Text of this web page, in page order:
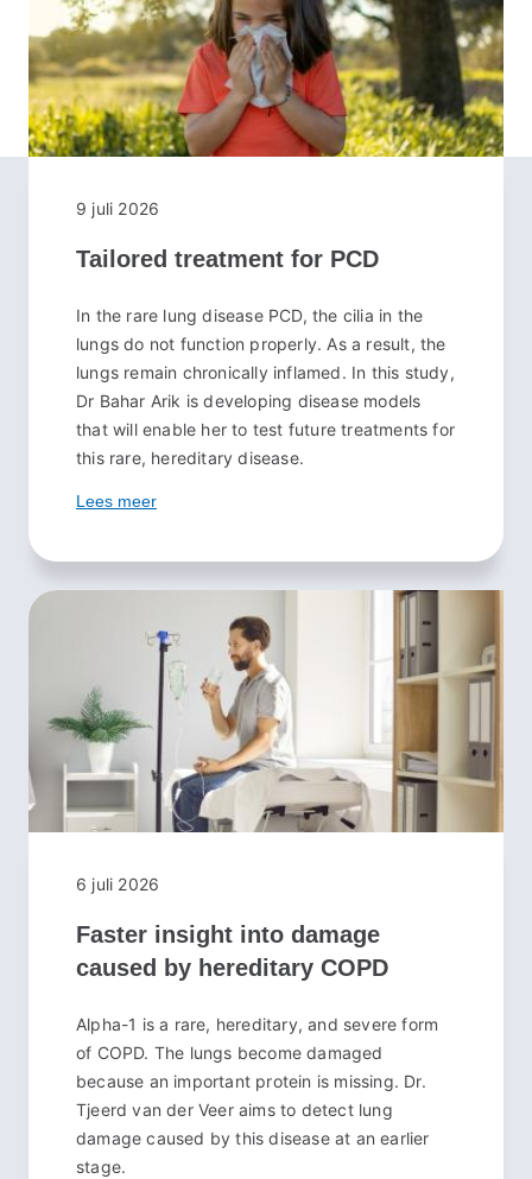
9 juli 2026
Tailored treatment for PCD
In the rare lung disease PCD, the cilia in the
lungs do not function properly. As a result, the
lungs remain chronically inflamed. In this study,
Dr Bahar Arik is developing disease models
that will enable her to test future treatments for
this rare, hereditary disease.
Lees meer
6 juli 2026
Faster insight into damage
caused by hereditary COPD
Alpha-1 is a rare, hereditary, and severe form
of COPD. The lungs become damaged
because an important protein is missing. Dr.
Tjeerd van der Veer aims to detect lung
damage caused by this disease at an earlier
stage.